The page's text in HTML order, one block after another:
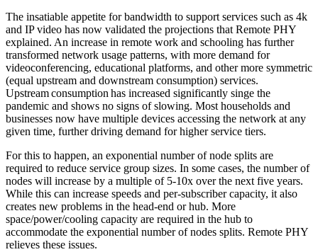
The insatiable appetite for bandwidth to support services such as 4k
and IP video has now validated the projections that Remote PHY
explained. An increase in remote work and schooling has further
transformed network usage patterns, with more demand for
videoconferencing, educational platforms, and other more symmetric
(equal upstream and downstream consumption) services.
Upstream consumption has increased significantly singe the
pandemic and shows no signs of slowing. Most households and
businesses now have multiple devices accessing the network at any
given time, further driving demand for higher service tiers.
For this to happen, an exponential number of node splits are
required to reduce service group sizes. In some cases, the number of
nodes will increase by a multiple of 5-10x over the next five years.
While this can increase speeds and per-subscriber capacity, it also
creates new problems in the head-end or hub. More
space/power/cooling capacity are required in the hub to
accommodate the exponential number of nodes splits. Remote PHY
relieves these issues.